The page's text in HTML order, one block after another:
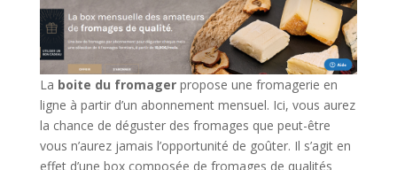
La boite du fromagerpropose une fromagerie en
ligne à partir d’un abonnement mensuel. Ici, vous aurez
la chance de déguster des fromages que peut-être
vous n’aurez jamais l’opportunité de goûter. Il s’agit en
effet d’une box composée de fromages de qualités